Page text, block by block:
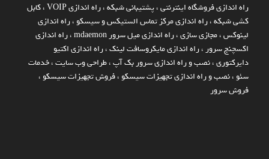
راه اندازي فروشگاه اينترنتي،پشتیبانی شبکه،راه اندازی VOIP ،کابل
کشی شبکه،راه اندازی مرکز تماس الستیکس و سیسکو ،راه اندازی
لینوکس،مجازی سازی،راه اندازی میل سرور mdaemon ،راه اندازی
اکسچنج سرور ،راه اندازی مایکروسافت لینک،راه اندازی اکتیو
دایرکتوری،نصب و راه اندازی سرور بک آپ،طراحی وب سایت،خدمات
سئو ،نصب و راه اندازی تجهیزات سیسکو ،فروش تجهیزات سیسکو ،
فروش سرور